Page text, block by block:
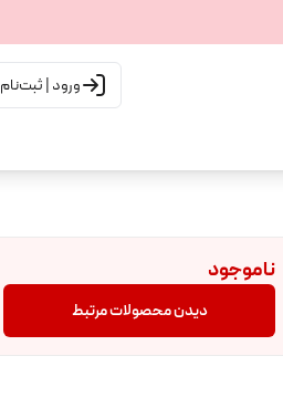
ورود | ثبت‌نام
ناموجود
دیدن محصولات مرتبط